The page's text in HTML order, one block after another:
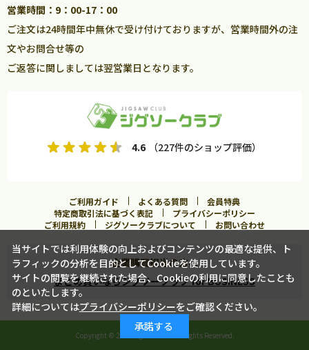
営業時間：9：00-17：00
ご注文は24時間年中無休で受け付けておりますが、営業時間外の注
文やお問合せ等の
ご返答に関しましては翌営業日となります。
4.6 （227件のショップ評価）
ご利用ガイド よくある質問
会員特典
特定商取引法に基づく表記
プライバシーポリシー
ご利用規約
ジグソークラブについて お問い合わせ
企業購買担当の方へ
まとめ買いならジグソークラブ for BUSINESS
Copyright © 2026 Jigsawclub. All Rights Reserved.
当サイトでは利用体験の向上およびコンテンツの最適な提供、ト
ラフィックの分析を目的としてCookieを使用しています。
サイトの閲覧を継続された場合、Cookieの利用に同意したことも
のといたします。
詳細についてはプライバシーポリシーをご確認ください。
承諾する